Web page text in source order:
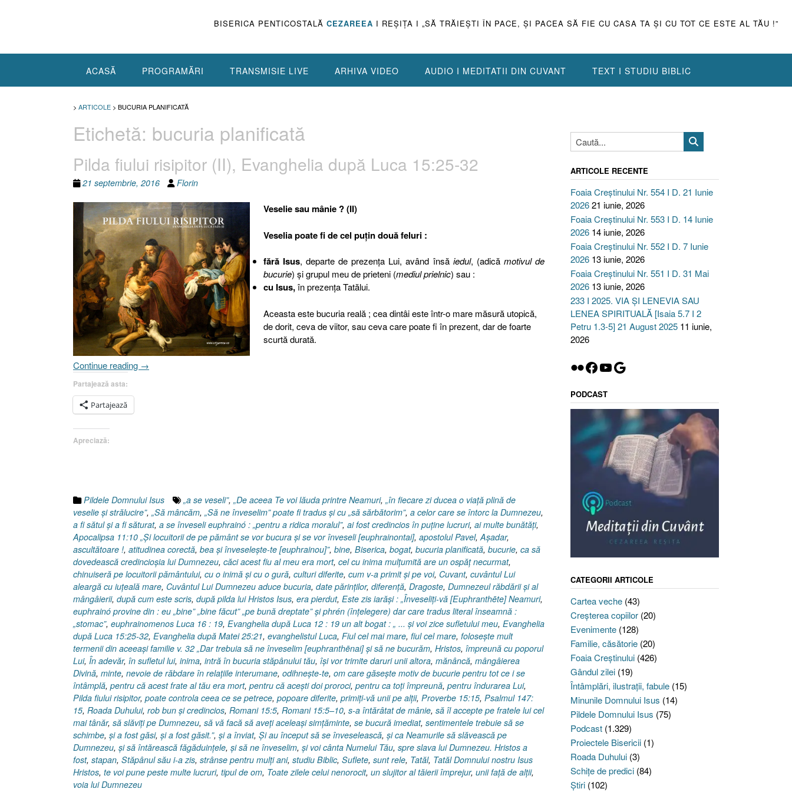
BISERICA PENTICOSTALĂ CEZAREEA I REŞIŢA I „SĂ TRĂIEŞTI ÎN PACE, ŞI PACEA SĂ FIE CU CASA TA ŞI CU TOT CE ESTE AL TĂU !”
ACASĂ PROGRAMĂRI TRANSMISIE LIVE ARHIVA VIDEO AUDIO I MEDITATII DIN CUVANT TEXT I STUDIU BIBLIC
> ARTICOLE > BUCURIA PLANIFICATĂ
Etichetă: bucuria planificată
Pilda fiului risipitor (II), Evanghelia după Luca 15:25-32
21 septembrie, 2016 Florin
Veselie sau mânie ? (II)
Veselia poate fi de cel puţin două feluri :
fără Isus, departe de prezenţa Lui, având însăiedul, (adicămotivul de
bucurie) şi grupul meu de prieteni (mediul prielnic) sau :
cu Isus,în prezenţa Tatălui.
Aceasta este bucuria reală ; cea dintâi este într-o mare măsură utopică,
de dorit, ceva de viitor, sau ceva care poate fi în prezent, dar de foarte
scurtă durată.
Continue reading „Pilda
→
Partajează asta:
Partajează
Apreciază:
Pildele Domnului Isus „a se veseli”, „De aceea Te voi lăuda printre Neamuri, „în fiecare zi ducea o viaţă plină de
veselie şi strălucire”, „Să mâncăm, „Să ne înveselim” poate fi tradus şi cu „să sărbătorim”, a celor care se întorc la Dumnezeu,
a fi sătul şi a fi săturat, a se înveseli euphrainó : „pentru a ridica moralul”, ai fost credincios în puţine lucruri, ai multe bunătăţi,
Apocalipsa 11:10 „Şi locuitorii de pe pământ se vor bucura şi se vor înveseli [euphrainontai], apostolul Pavel,Aşadar,
ascultătoare !, atitudinea corectă, bea şi înveseleşte-te [euphrainou]”, bine, Biserica, bogat, bucuria planificată, bucurie, ca să
dovedească credincioşia lui Dumnezeu, căci acest fiu al meu era mort, cel cu inima mulţumită are un ospăţ necurmat,
chinuiseră pe locuitorii pământului, cu o inimă şi cu o gură, culturi diferite, cum v-a primit şi pe voi, Cuvant, cuvântul Lui
aleargă cu iuţeală mare, Cuvântul Lui Dumnezeu aduce bucuria, date părinţilor, diferenţă, Dragoste, Dumnezeul răbdării şi al
mângâierii, după cum este scris, după pilda lui Hristos Isus, era pierdut, Este zis iarăşi : „Înveseliţi-vă [Euphranthēte] Neamuri,
euphrainó provine din : eu „bine” „bine făcut” „pe bună dreptate” şi phrén (înţelegere) dar care tradus literal înseamnă :
„stomac”, euphrainomenos Luca 16 : 19, Evanghelia după Luca 12 : 19 un alt bogat : „ ... şi voi zice sufletului meu, Evanghelia
după Luca 15:25-32, Evanghelia după Matei 25:21, evanghelistul Luca, Fiul cel mai mare, fiul cel mare, foloseşte mult
termenii din aceeaşi familie v. 32 „Dar trebuia să ne înveselim [euphranthēnai] şi să ne bucurăm, Hristos, împreună cu poporul
Lui, În adevăr, în sufletul lui, inima, intră în bucuria stăpânului tău, îşi vor trimite daruri unii altora, mănâncă, mângâierea
Divină, minte, nevoie de răbdare în relaţiile interumane, odihneşte-te, om care găseşte motiv de bucurie pentru tot ce i se
întâmplă, pentru că acest frate al tău era mort, pentru că aceşti doi proroci, pentru ca toţi împreună, pentru îndurarea Lui,
Pilda fiului risipitor, poate controla ceea ce se petrece, popoare diferite, primiţi-vă unii pe alţii, Proverbe 15:15, Psalmul 147:
15, Roada Duhului, rob bun şi credincios, Romani 15:5, Romani 15:5–10, s-a întărâtat de mânie, să îl accepte pe fratele lui cel
mai tânăr, să slăviţi pe Dumnezeu, să vă facă să aveţi aceleaşi simţăminte, se bucură imediat, sentimentele trebuie să se
schimbe, şi a fost găsi, şi a fost găsit.”, şi a înviat, Şi au început să se înveselească, şi ca Neamurile să slăvească pe
Dumnezeu, şi să întărească făgăduinţele, şi să ne înveselim, şi voi cânta Numelui Tău, spre slava lui Dumnezeu. Hristos a
fost, stapan, Stăpânul său i-a zis, strânse pentru mulţi ani, studiu Biblic, Suflete, sunt rele, Tatăl, Tatăl Domnului nostru Isus
Hristos, te voi pune peste multe lucruri, tipul de om, Toate zilele celui nenorocit, un slujitor al tăierii împrejur, unii faţă de alţii,
voia lui Dumnezeu
ARTICOLE RECENTE
Foaia Creștinului Nr. 554 I D. 21 Iunie
202621 iunie, 2026
Foaia Creștinului Nr. 553 I D. 14 Iunie
2026 14 iunie, 2026
Foaia Creștinului Nr. 552 I D. 7 Iunie
2026 13 iunie, 2026
Foaia Creștinului Nr. 551 I D. 31 Mai
2026 13 iunie, 2026
233 I 2025. VIA ȘI LENEVIA SAU
LENEA SPIRITUALĂ [Isaia 5.7 I 2
Petru 1.3-5] 21 August 2025 11 iunie,
2026
Flickr
Facebook
YouTube
Google
PODCAST
CATEGORII ARTICOLE
Cartea veche(43)
Creşterea copiilor(20)
Evenimente(128)
Familie, căsătorie(20)
Foaia Creştinului(426)
Gândul zilei(19)
Întâmplări, ilustraţii, fabule(15)
Minunile Domnului Isus (14)
Pildele Domnului Isus (75)
Podcast(1.329)
Proiectele Bisericii(1)
Roada Duhului(3)
Schiţe de predici(84)
Ştiri(102)